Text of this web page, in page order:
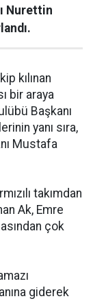
Nurettin
kılınan
bir araya
Başkanı
yanı sıra,
Mustafa
takımdan
Ak, Emre
çok
giderek